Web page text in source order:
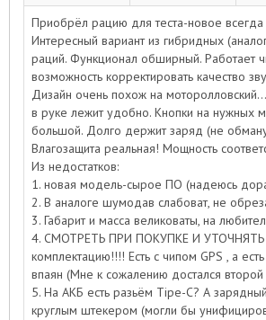
Приобрёл рацию для теста-новое всегда
Интересный вариант из гибридных
раций. Функционал обширный. Работает
возможность корректировать качество
Дизайн очень похож на
в руке лежит удобно. Кнопки на нужных
большой. Долго держит заряд (не
Влагозащита реальная! Мощность
Из недостатков:
1. новая модель-сырое ПО (надеюсь
2. В аналоге шумодав слабоват, не
3. Габарит и масса великоваты, на
4. СМОТРЕТЬ ПРИ ПОКУПКЕ И УТОЧНЯТЬ
комплектацию!!!! Есть с чипом GPS , а
впаян (Мне к сожалению достался второй
5. На АКБ есть разьём Tipe-C? А
круглым штекером (могли бы